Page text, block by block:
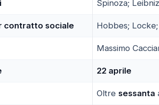
Spinoza;
contratto sociale Hobbes;
Massimo
22 aprile
Oltre sessanta